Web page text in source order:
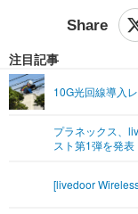
ショッピング
エンタメTOP
グラビア
ショッピング
ライフTOP
その他
リリース一覧
注目記事
10G光回線導入
プラネックス、
スト第1弾を発表
[livedoor